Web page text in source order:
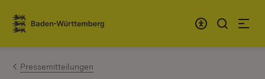
Zum Inhalt springen
Link zur Startseite
Pressemitteilungen